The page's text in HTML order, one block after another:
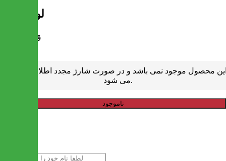
لوستر الیا
قیمت
محصول موجود نمی باشد و در صورت شارژ مجدد اطلاع رسانی
می شود.
ناموجود